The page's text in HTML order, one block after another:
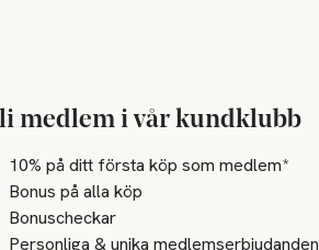
medlem i vår kundklubb
10% på ditt första köp som medlem*
Bonus på alla köp
Bonuscheckar
Personliga & unika medlemserbjudanden